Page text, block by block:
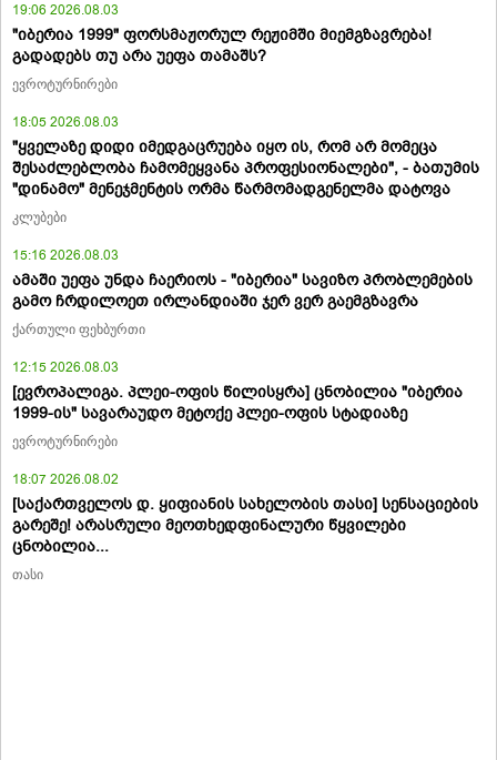
19:06 2026.08.03
"იბერია 1999" ფორსმაჟორულ რეჟიმში მიემგზავრება!
გადადებს თუ არა უეფა თამაშს?
ევროტურნირები
18:05 2026.08.03
"ყველაზე დიდი იმედგაცრუება იყო ის, რომ არ მომეცა
შესაძლებლობა ჩამომეყვანა პროფესიონალები", - ბათუმის
"დინამო" მენეჯმენტის ორმა წარმომადგენელმა დატოვა
კლუბები
15:16 2026.08.03
ამაში უეფა უნდა ჩაერიოს - "იბერია" სავიზო პრობლემების
გამო ჩრდილოეთ ირლანდიაში ჯერ ვერ გაემგზავრა
ქართული ფეხბურთი
12:15 2026.08.03
[ევროპალიგა. პლეი-ოფის წილისყრა] ცნობილია "იბერია
1999-ის" სავარაუდო მეტოქე პლეი-ოფის სტადიაზე
ევროტურნირები
18:07 2026.08.02
[საქართველოს დ. ყიფიანის სახელობის თასი] სენსაციების
გარეშე! არასრული მეოთხედფინალური წყვილები
ცნობილია...
თასი